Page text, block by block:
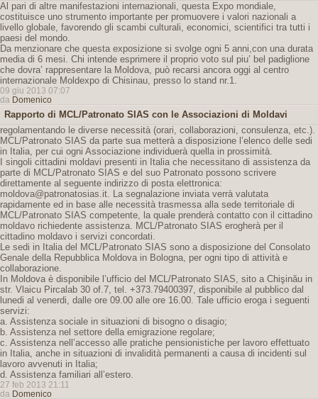
Al pari di altre manifestazioni internazionali, questa Expo mondiale,
costituisce uno strumento importante per promuovere i valori nazionali a
livello globale, favorendo gli scambi culturali, economici, scientifici tra tutti i
paesi del mondo.
Da menzionare che questa exposizione si svolge ogni 5 anni,con una durata
media di 6 mesi. Chi intende esprimere il proprio voto sul piu’ bel padiglione
che dovra’ rappresentare la Moldova, può recarsi ancora oggi al centro
internazionale Moldexpo di Chisinau, presso lo stand nr.1.
09 giu 2013 07:07
da Domenico
Rapporto di MCL/Patronato SIAS con le Associazioni di Moldavi
regolamentando le diverse necessità (orari, collaborazioni, consulenza, etc.).
MCL/Patronato SIAS da parte sua metterà a disposizione l’elenco delle sedi
in Italia, per cui ogni Associazione individuerà quella in prossimità.
I singoli cittadini moldavi presenti in Italia che necessitano di assistenza da
parte di MCL/Patronato SIAS e del suo Patronato possono scrivere
direttamente al seguente indirizzo di posta elettronica:
moldova@patronatosias.it. La segnalazione inviata verrà valutata
rapidamente ed in base alle necessità trasmessa alla sede territoriale di
MCL/Patronato SIAS competente, la quale prenderà contatto con il cittadino
moldavo richiedente assistenza. MCL/Patronato SIAS erogherà per il
cittadino moldavo i servizi concordati.
Le sedi in Italia del MCL/Patronato SIAS sono a disposizione del Consolato
Genale della Repubblica Moldova in Bologna, per ogni tipo di attività e
collaborazione.
In Moldova è disponibile l’ufficio del MCL/Patronato SIAS, sito a Chişinău in
str. Vlaicu Pircalab 30 of.7, tel. +373.79400397, disponibile al pubblico dal
lunedi al venerdi, dalle ore 09.00 alle ore 16.00. Tale ufficio eroga i seguenti
servizi:
a. Assistenza sociale in situazioni di bisogno o disagio;
b. Assistenza nel settore della emigrazione regolare;
c. Assistenza nell’accesso alle pratiche pensionistiche per lavoro effettuato
in Italia, anche in situazioni di invalidità permanenti a causa di incidenti sul
lavoro avvenuti in Italia;
d. Assistenza familiari all’estero.
27 feb 2013 21:11
da Domenico